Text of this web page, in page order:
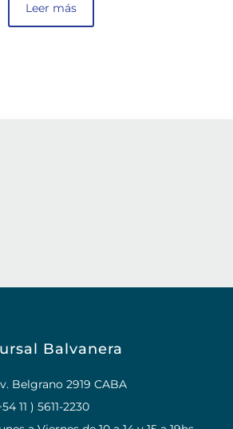
Leer más
Balvanera
Belgrano 2919 CABA
11 ) 5611-2230